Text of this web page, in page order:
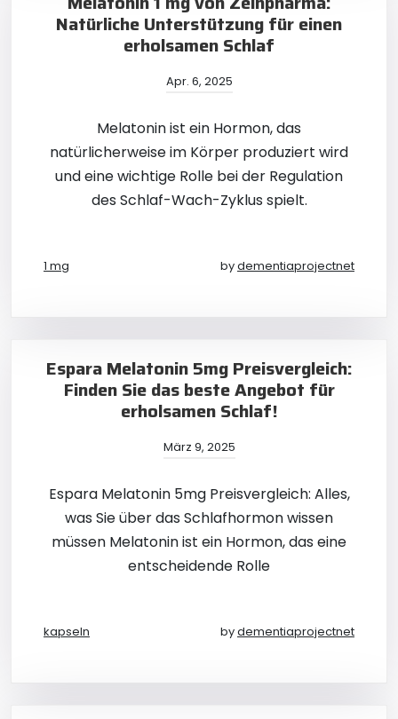
Natürliche Unterstützung für einen
erholsamen Schlaf
Apr. 6, 2025
Melatonin ist ein Hormon, das
natürlicherweise im Körper produziert wird
und eine wichtige Rolle bei der Regulation
des Schlaf-Wach-Zyklus spielt.
1 mg bydementiaprojectnet
Espara Melatonin 5mg Preisvergleich:
Finden Sie das beste Angebot für
erholsamen Schlaf!
März 9, 2025
Espara Melatonin 5mg Preisvergleich: Alles,
was Sie über das Schlafhormon wissen
müssen Melatonin ist ein Hormon, das eine
entscheidende Rolle
kapseln bydementiaprojectnet